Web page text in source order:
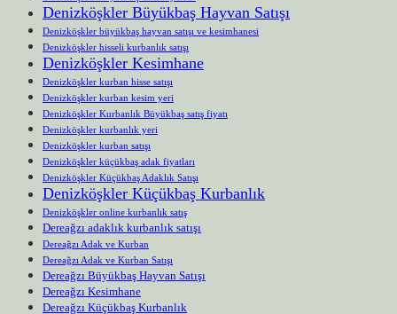
Denizköşkler Büyükbaş Hayvan Satışı
Denizköşkler büyükbaş hayvan satışı ve kesimhanesi
Denizköşkler hisseli kurbanlık satışı
Denizköşkler Kesimhane
Denizköşkler kurban hisse satışı
Denizköşkler kurban kesim yeri
Denizköşkler Kurbanlık Büyükbaş satış fiyatı
Denizköşkler kurbanlık yeri
Denizköşkler kurban satışı
Denizköşkler küçükbaş adak fiyatları
Denizköşkler Küçükbaş Adaklık Satışı
Denizköşkler Küçükbaş Kurbanlık
Denizköşkler online kurbanlık satış
Dereağzı adaklık kurbanlık satışı
Dereağzı Adak ve Kurban
Dereağzı Adak ve Kurban Satışı
Dereağzı Büyükbaş Hayvan Satışı
Dereağzı Kesimhane
Dereağzı Küçükbaş Kurbanlık